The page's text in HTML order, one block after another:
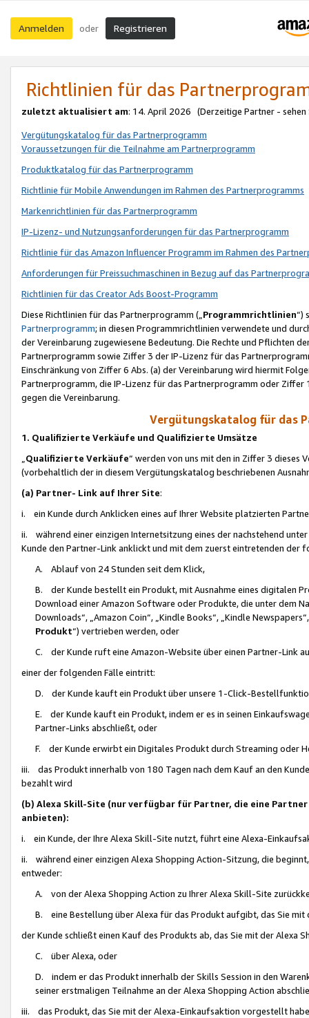
Anmelden oder Registrieren
Richtlinien für das
zuletzt aktualisiert am: 14. April 2026 (Derzeitige Partner - sehen
Vergütungskatalog für das Partnerprogramm
Voraussetzungen für die Teilnahme am Partnerprogramm
Produktkatalog für das Partnerprogramm
Richtlinie für Mobile Anwendungen im Rahmen des Partnerprogramms
Markenrichtlinien für das Partnerprogramm
IP-Lizenz- und Nutzungsanforderungen für das Partnerprogramm
Richtlinie für das Amazon Influencer Programm im Rahmen des
Anforderungen für Preissuchmaschinen in Bezug auf das
Richtlinien für das Creator Ads Boost-Programm
Diese Richtlinien für das Partnerprogramm („Programmrichtlinien“)
Partnerprogramm; in diesen Programmrichtlinien verwendete und
der Vereinbarung zugewiesene Bedeutung. Die Rechte und Pflichten
Partnerprogramm sowie Ziffer 3 der IP-Lizenz für das
Einschränkung von Ziffer 6 Abs. (a) der Vereinbarung wird hiermit
Partnerprogramm, die IP-Lizenz für das Partnerprogramm oder
gegen die Vereinbarung.
Vergütungskatalog für das
1. Qualifizierte Verkäufe und Qualifizierte Umsätze
Qualifizierte Verkäufe“ werden von uns mit den in Ziffer 3
(vorbehaltlich der in diesem Vergütungskatalog beschriebenen
(a) Partner- Link auf Ihrer Site:
i. ein Kunde durch Anklicken eines auf Ihrer Website platzierten
ii. während einer einzigen Internetsitzung eines der nachstehend
Kunde den Partner-Link anklickt und mit dem zuerst eintretenden der
A. Ablauf von 24 Stunden seit dem Klick,
B. der Kunde bestellt ein Produkt, mit Ausnahme eines digitalen
Download einer Amazon Software oder Produkte, die unter dem
Downloads“, „Amazon Coin“, „Kindle Books“, „Kindle
Produkt“) vertrieben werden, oder
C. der Kunde ruft eine Amazon-Website über einen Partner-Link
einer der folgenden Fälle eintritt:
D. der Kunde kauft ein Produkt über unsere 1-Click-
E. der Kunde kauft ein Produkt, indem er es in seinen
Partner-Links abschließt, oder
F. der Kunde erwirbt ein Digitales Produkt durch Streaming oder
iii. das Produkt innerhalb von 180 Tagen nach dem Kauf an den
bezahlt wird
(b) Alexa Skill-Site (nur verfügbar für Partner, die eine
anbieten):
i. ein Kunde, der Ihre Alexa Skill-Site nutzt, führt eine Alexa-
ii. während einer einzigen Alexa Shopping Action-Sitzung, die
entweder:
A. von der Alexa Shopping Action zu Ihrer Alexa Skill-Site
B. eine Bestellung über Alexa für das Produkt aufgibt, das Sie mit
der Kunde schließt einen Kauf des Produkts ab, das Sie mit der Alexa
C. über Alexa, oder
D. indem er das Produkt innerhalb der Skills Session in den
seiner erstmaligen Teilnahme an der Alexa Shopping Action
iii. das Produkt, das Sie mit der Alexa-Einkaufsaktion vorgestellt